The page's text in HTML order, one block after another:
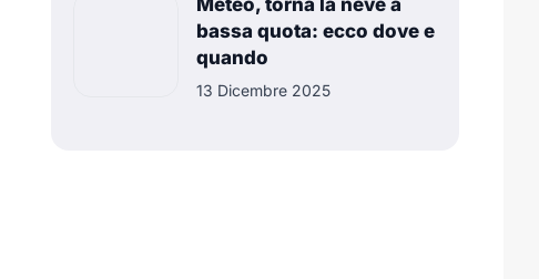
Meteo, torna la neve a
bassa quota: ecco dove e
quando
13 Dicembre 2025